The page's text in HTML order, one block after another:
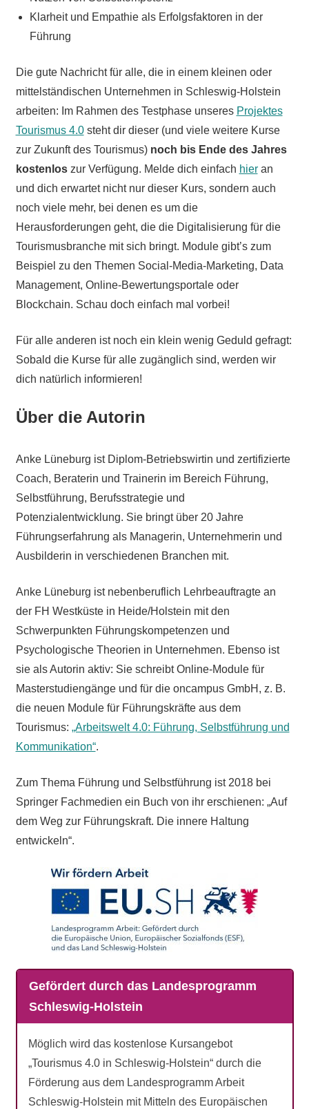
Klarheit und Empathie als Erfolgsfaktoren in der
Führung
Die gute Nachricht für alle, die in einem kleinen oder
mittelständischen Unternehmen in Schleswig-Holstein
arbeiten: Im Rahmen des Testphase unseres Projektes
Tourismus 4.0steht dir dieser (und viele weitere Kurse
zur Zukunft des Tourismus)noch bis Ende des Jahres
kostenloszur Verfügung. Melde dich einfach hieran
und dich erwartet nicht nur dieser Kurs, sondern auch
noch viele mehr, bei denen es um die
Herausforderungen geht, die die Digitalisierung für die
Tourismusbranche mit sich bringt. Module gibt’s zum
Beispiel zu den Themen Social-Media-Marketing, Data
Management, Online-Bewertungsportale oder
Blockchain. Schau doch einfach mal vorbei!
Für alle anderen ist noch ein klein wenig Geduld gefragt:
Sobald die Kurse für alle zugänglich sind, werden wir
dich natürlich informieren!
Über die Autorin
Anke Lüneburg ist Diplom-Betriebswirtin und zertifizierte
Coach, Beraterin und Trainerin im Bereich Führung,
Selbstführung, Berufsstrategie und
Potenzialentwicklung. Sie bringt über 20 Jahre
Führungserfahrung als Managerin, Unternehmerin und
Ausbilderin in verschiedenen Branchen mit.
Anke Lüneburg ist nebenberuflich Lehrbeauftragte an
der FH Westküste in Heide/Holstein mit den
Schwerpunkten Führungskompetenzen und
Psychologische Theorien in Unternehmen. Ebenso ist
sie als Autorin aktiv: Sie schreibt Online-Module für
Masterstudiengänge und für die oncampus GmbH, z. B.
die neuen Module für Führungskräfte aus dem
Tourismus: „Arbeitswelt 4.0: Führung, Selbstführung und
Kommunikation“.
Zum Thema Führung und Selbstführung ist 2018 bei
Springer Fachmedien ein Buch von ihr erschienen: „Auf
dem Weg zur Führungskraft. Die innere Haltung
entwickeln“.
Gefördert durch das Landesprogramm
Schleswig-Holstein
Möglich wird das kostenlose Kursangebot
„Tourismus 4.0 in Schleswig-Holstein“ durch die
Förderung aus dem Landesprogramm Arbeit
Schleswig-Holstein mit Mitteln des Europäischen